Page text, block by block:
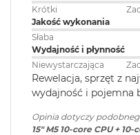
W
e
d
ł
u
g
p
o
e
Wyświetlacz
Wyświetlacz Liquid Retina
Wyświetlacz o przekątnej
1
Karta sieciowa
bezprzewodowa
WLAN:
Kamera
internetowa
Krótki
Jakość wykonania
Słaba
Wydajność i płynność
Niewystarczająca
Rewelacja, sprzęt z
wydajność i pojemna
Opinia dotyczy
15" M5 10‑core CPU +